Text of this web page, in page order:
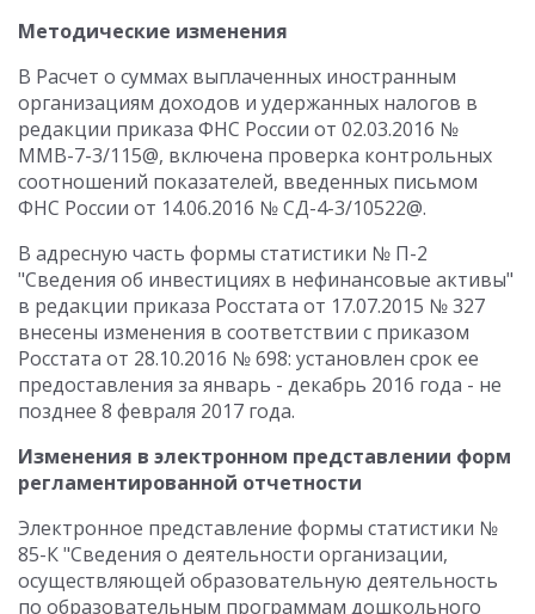
Методические изменения
В Расчет о суммах выплаченных иностранным
организациям доходов и удержанных налогов в
редакции приказа ФНС России от 02.03.2016 №
ММВ-7-3/115@, включена проверка контрольных
соотношений показателей, введенных письмом
ФНС России от 14.06.2016 № СД-4-3/10522@.
В адресную часть формы статистики № П-2
"Сведения об инвестициях в нефинансовые активы"
в редакции приказа Росстата от 17.07.2015 № 327
внесены изменения в соответствии с приказом
Росстата от 28.10.2016 № 698: установлен срок ее
предоставления за январь - декабрь 2016 года - не
позднее 8 февраля 2017 года.
Изменения в электронном представлении форм
регламентированной отчетности
Электронное представление формы статистики №
85-К "Сведения о деятельности организации,
осуществляющей образовательную деятельность
по образовательным программам дошкольного